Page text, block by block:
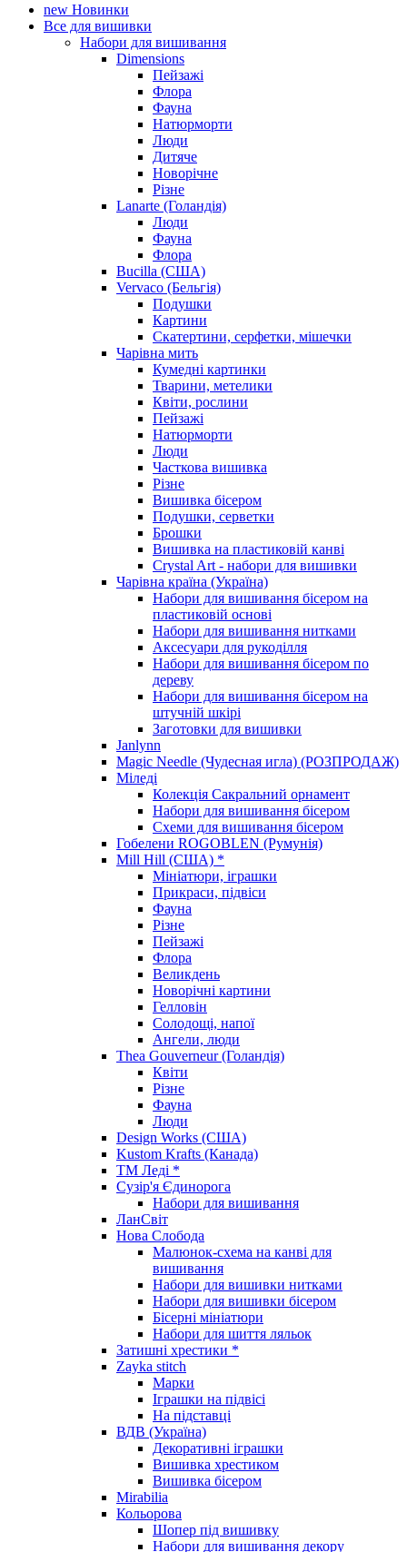
new Новинки
Все для вишивки
Набори для вишивання
Dimensions
Пейзажі
Флора
Фауна
Натюрморти
Люди
Дитяче
Новорічне
Різне
Lanarte (Голандія)
Люди
Фауна
Флора
Bucilla (США)
Vervaco (Бельгія)
Подушки
Картини
Скатертини, серфетки, мішечки
Чарiвна мить
Кумедні картинки
Тварини, метелики
Квіти, рослини
Пейзажі
Натюрморти
Люди
Часткова вишивка
Різне
Вишивка бісером
Подушки, серветки
Брошки
Вишивка на пластиковій канві
Crystal Art - набори для вишивки
Чарівна країна (Україна)
Набори для вишивання бісером на
пластиковій основі
Набори для вишивання нитками
Аксесуари для рукоділля
Набори для вишивання бісером по
дереву
Набори для вишивання бісером на
штучній шкірі
Заготовки для вишивки
Janlynn
Magic Needle (Чудесная игла) (РОЗПРОДАЖ)
Міледі
Колекція Сакральний орнамент
Набори для вишивання бісером
Схеми для вишивання бісером
Гобелени ROGOBLEN (Румунія)
Mill Hill (США) *
Мініатюри, іграшки
Прикраси, підвіси
Фауна
Різне
Пейзажі
Флора
Великдень
Новорічні картини
Гелловін
Солодощі, напої
Ангели, люди
Thea Gouverneur (Голандія)
Квіти
Різне
Фауна
Люди
Design Works (США)
Kustom Krafts (Канада)
ТМ Леді *
Сузір'я Єдинорога
Набори для вишивання
ЛанСвіт
Нова Слобода
Малюнок-схема на канві для
вишивання
Набори для вишивки нитками
Набори для вишивки бісером
Бісерні мініатюри
Набори для шиття ляльок
Затишні хрестики *
Zayka stitch
Марки
Іграшки на підвісі
На підставці
ВДВ (Україна)
Декоративні іграшки
Вишивка хрестиком
Вишивка бісером
Mirabilia
Кольорова
Шопер під вишивку
Набори для вишивання декору